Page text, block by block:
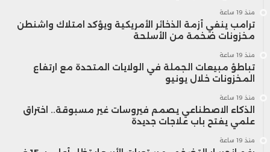
منذ 19 ساعة
ترامب ينفي أزمة الذخائر الأمريكية ويؤكد امتلاك واشنطن
مخزونات ضخمة من الأسلحة
منذ 19 ساعة
تباطؤ مبيعات الجملة في الولايات المتحدة مع ارتفاع
المخزونات خلال يونيو
منذ 19 ساعة
الذكاء الاصطناعي يصمم فيروسات غير مسبوقة.. اختراق
علمي يفتح باب علاجات جديدة
منذ 19 ساعة